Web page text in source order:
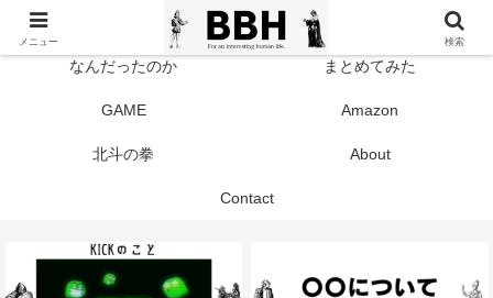
なんだったのか まとめてみた
GAME Amazon
北斗の拳 About
Contact
メニュー 検索